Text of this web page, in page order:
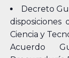
Decreto
Ciencia y
Acuerdo